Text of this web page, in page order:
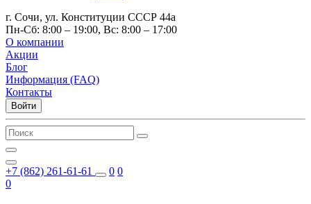
г. Сочи, ул. Конституции СССР 44а
Пн-Сб: 8:00 – 19:00, Вс: 8:00 – 17:00
О компании
Акции
Блог
Информация (FAQ)
Контакты
Войти
+7 (862) 261-61-61 0 0
0